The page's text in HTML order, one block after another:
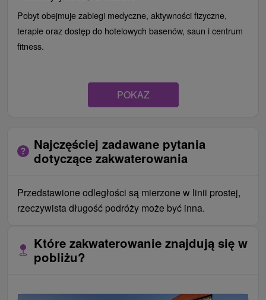
Pobyt obejmuje zabiegi medyczne, aktywności fizyczne,
terapie oraz dostęp do hotelowych basenów, saun i centrum
fitness.
POKAZ
Najczęściej zadawane pytania
dotyczące zakwaterowania
Przedstawione odległości są mierzone w linii prostej,
rzeczywista długość podróży może być inna.
Które zakwaterowanie znajdują się w
pobliżu?